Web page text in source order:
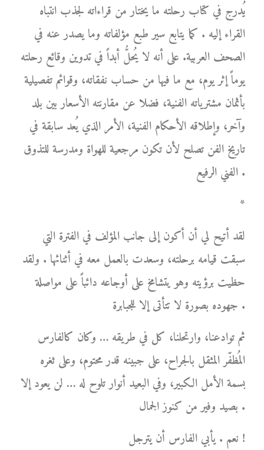
يُدرج في كتاب رحلته ما يختار من قراءاته لجذب انتباه
القراء إليه . كما يتابع سير طبع مؤلفاته وما يصدر عنه في
الصحف العربية. على أنه لا يُحلُّ أبداً في تدوين وقائع رحلته
يوماً إثر يوم، مع ما فيها من حساب نفقاته، وقوائم تفصيلية
بأثمان مشترياته الفنية، فضلا عن مقارنته الأسعار بين بلد
وآخر، وإطلاقه الأحكام الفنية، الأمر الذي يُعد سابقة في
تاريخ الفن تصلح لأن تكون مرجعية للهواة ومدرسة للتذوق
الفني الرفيع .
*
لقد أتيح لي أن أكون إلى جانب المؤلف في الفترة التي
سبقت قيامه برحلته، وسعدت بالعمل معه في أثنائها . ولقد
حظيت برؤيته وهو يتشامخ على أوجاعه دائباً على مواصلة
جهوده بصورة لا تتأتى إلا للجبابرة .
ثم توادعنا، وارتحلنا، كل في طريقه … وكان كالفارس
المُظفّر المثقل بالجراح، على جبينه قدر محتوم، وعلى ثغره
بسمة الأمل الكبير، وفي البعيد أنوار تلوح له … لن يعود إلا
بصيد وفير من كنوز الجمال .
نعم . يأبي الفارس أن يترجل !